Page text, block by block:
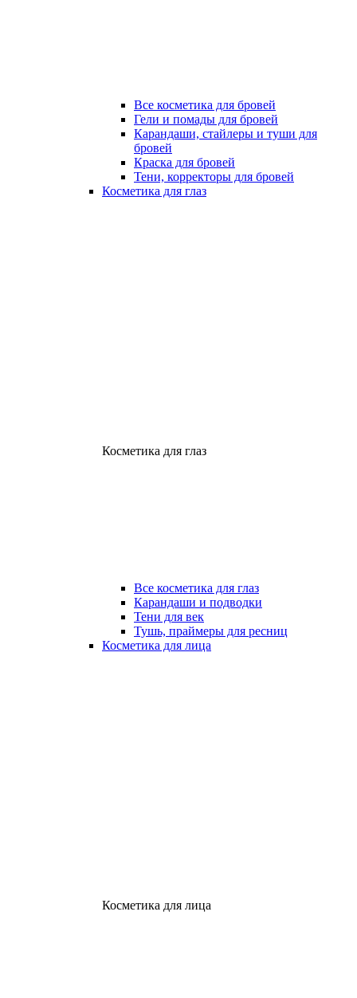
Все косметика для бровей
Гели и помады для бровей
Карандаши, стайлеры и туши для
бровей
Краска для бровей
Тени, корректоры для бровей
Косметика для глаз
Косметика для глаз
Все косметика для глаз
Карандаши и подводки
Тени для век
Тушь, праймеры для ресниц
Косметика для лица
Косметика для лица